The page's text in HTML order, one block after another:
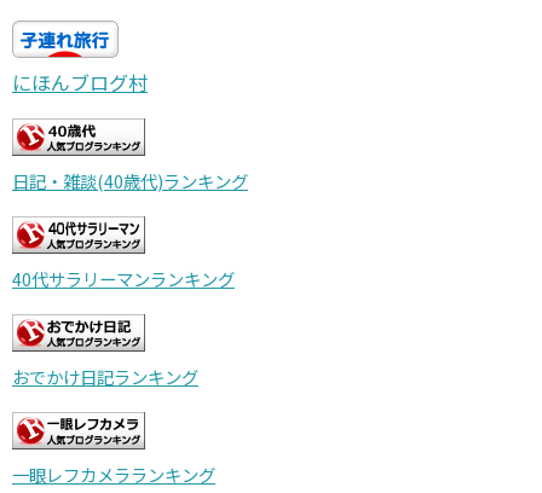
にほんブログ村
日記・雑談(40歳代)ランキング
40代サラリーマンランキング
おでかけ日記ランキング
一眼レフカメラランキング